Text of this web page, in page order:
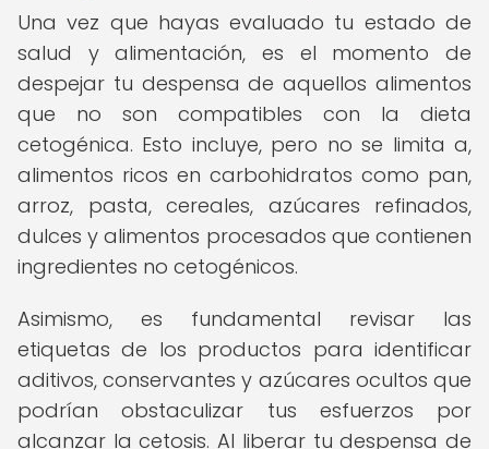
Una vez que hayas evaluado tu estado de
salud y alimentación, es el momento de
despejar tu despensa de aquellos alimentos
que no son compatibles con la dieta
cetogénica. Esto incluye, pero no se limita a,
alimentos ricos en carbohidratos como pan,
arroz, pasta, cereales, azúcares refinados,
dulces y alimentos procesados que contienen
ingredientes no cetogénicos.
Asimismo, es fundamental revisar las
etiquetas de los productos para identificar
aditivos, conservantes y azúcares ocultos que
podrían obstaculizar tus esfuerzos por
alcanzar la cetosis. Al liberar tu despensa de